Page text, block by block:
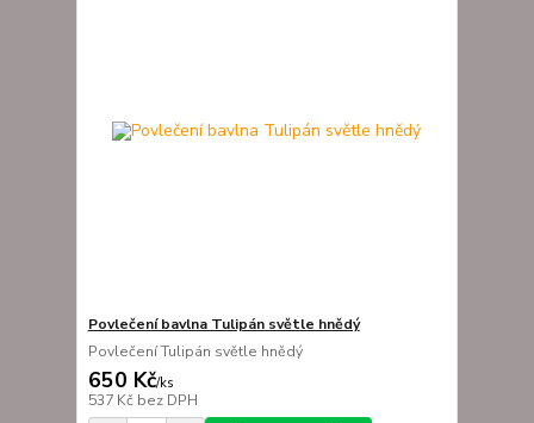
Povlečení bavlna Tulipán světle hnědý
Povlečení Tulipán světle hnědý
650 Kč/ks
537 Kč bez DPH